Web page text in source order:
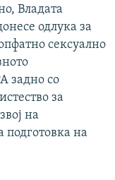
Владата
одлука за
сексуално
задно со
за
на
подготовка на